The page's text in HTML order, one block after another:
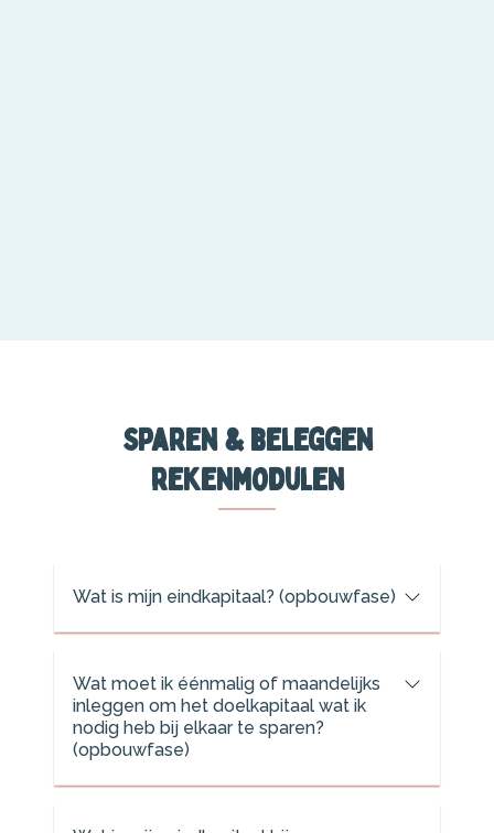
Sparen & beleggen
rekenmodulen
Wat is mijn eindkapitaal? (opbouwfase)
Wat moet ik éénmalig of maandelijks
inleggen om het doelkapitaal wat ik
nodig heb bij elkaar te sparen?
(opbouwfase)